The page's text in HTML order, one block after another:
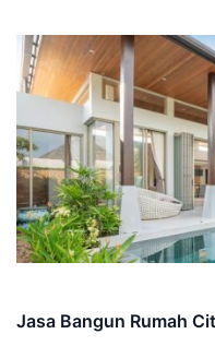
Jasa Bangun Rumah